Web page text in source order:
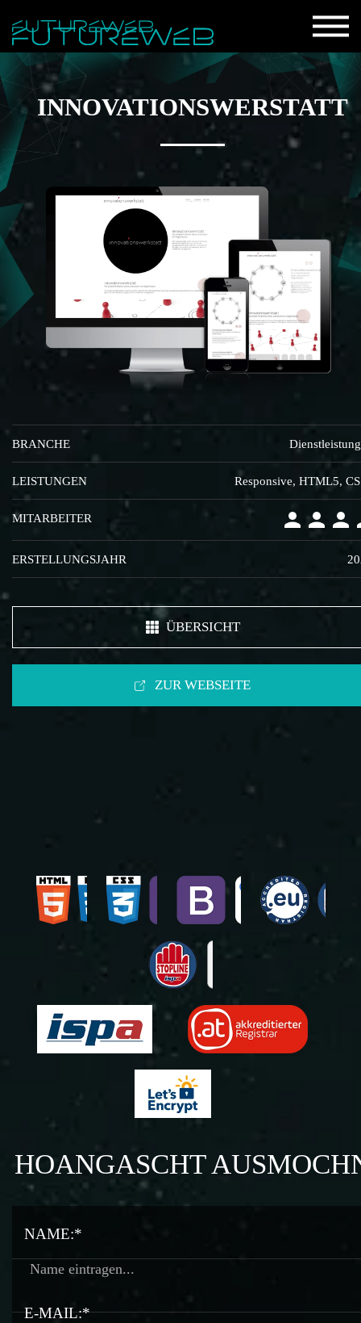
INNOVATIONSWERSTATT
BRANCHE
LEISTUNGEN Responsive, HTML5,
MITARBEITER
ERSTELLUNGSJAHR
ÜBERSICHT
ZUR WEBSEITE
HOANGASCHT
NAME:*
E-MAIL:*